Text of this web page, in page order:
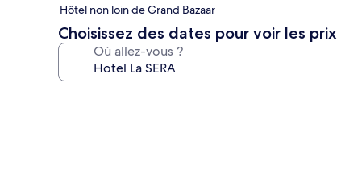
Hôtel non loin de Grand Bazaar
Choisissez des dates pour voir les prix
Où allez-vous ?